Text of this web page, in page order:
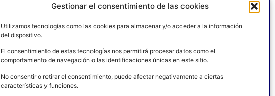
Gestionar el consentimiento de las cookies
Utilizamos tecnologías como las cookies para almacenar y/o acceder a la información
del dispositivo.
El consentimiento de estas tecnologías nos permitirá procesar datos como el
comportamiento de navegación o las identificaciones únicas en este sitio.
No consentir o retirar el consentimiento, puede afectar negativamente a ciertas
características y funciones.